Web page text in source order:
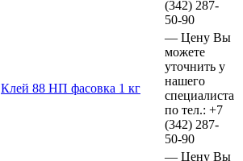
(342) 287-
50-90
Клей 88 НП фасовка 1 кг
— Цену Вы
можете
уточнить у
нашего
специалиста
по тел.: +7
(342) 287-
50-90
— Цену Вы